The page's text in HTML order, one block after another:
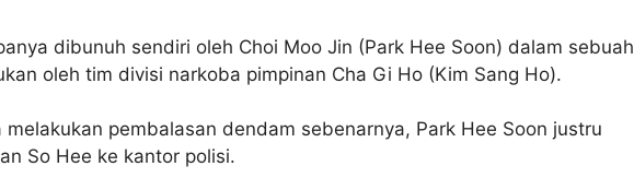
dibunuh sendiri oleh Choi Moo Jin (Park Hee Soon) dalam sebuah
oleh tim divisi narkoba pimpinan Cha Gi Ho (Kim Sang Ho).
melakukan pembalasan dendam sebenarnya, Park Hee Soon justru
So Hee ke kantor polisi.